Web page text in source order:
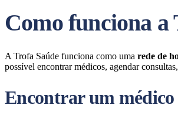
Como funciona a
A Trofa Saúde funciona como uma rede de
possível encontrar médicos, agendar
Encontrar um médico